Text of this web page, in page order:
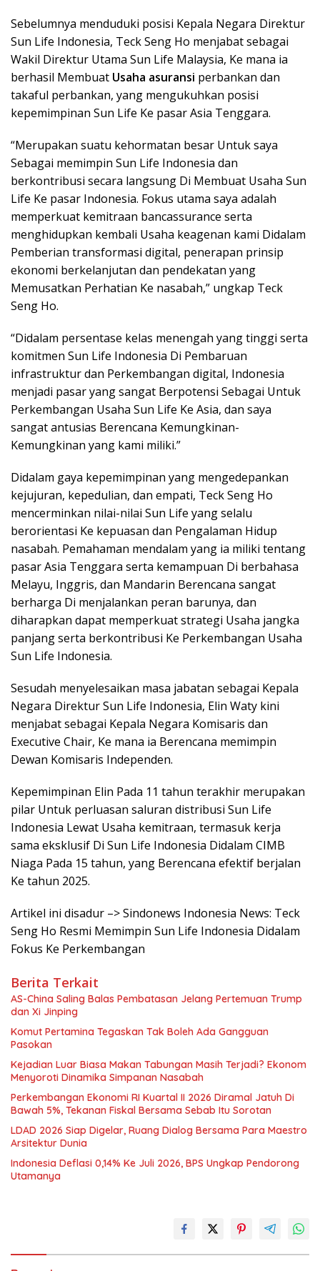
Sebelumnya menduduki posisi Kepala Negara Direktur
Sun Life Indonesia, Teck Seng Ho menjabat sebagai
Wakil Direktur Utama Sun Life Malaysia, Ke mana ia
berhasil Membuat Usaha asuransi perbankan dan
takaful perbankan, yang mengukuhkan posisi
kepemimpinan Sun Life Ke pasar Asia Tenggara.
“Merupakan suatu kehormatan besar Untuk saya
Sebagai memimpin Sun Life Indonesia dan
berkontribusi secara langsung Di Membuat Usaha Sun
Life Ke pasar Indonesia. Fokus utama saya adalah
memperkuat kemitraan bancassurance serta
menghidupkan kembali Usaha keagenan kami Didalam
Pemberian transformasi digital, penerapan prinsip
ekonomi berkelanjutan dan pendekatan yang
Memusatkan Perhatian Ke nasabah,” ungkap Teck
Seng Ho.
“Didalam persentase kelas menengah yang tinggi serta
komitmen Sun Life Indonesia Di Pembaruan
infrastruktur dan Perkembangan digital, Indonesia
menjadi pasar yang sangat Berpotensi Sebagai Untuk
Perkembangan Usaha Sun Life Ke Asia, dan saya
sangat antusias Berencana Kemungkinan-
Kemungkinan yang kami miliki.”
Didalam gaya kepemimpinan yang mengedepankan
kejujuran, kepedulian, dan empati, Teck Seng Ho
mencerminkan nilai-nilai Sun Life yang selalu
berorientasi Ke kepuasan dan Pengalaman Hidup
nasabah. Pemahaman mendalam yang ia miliki tentang
pasar Asia Tenggara serta kemampuan Di berbahasa
Melayu, Inggris, dan Mandarin Berencana sangat
berharga Di menjalankan peran barunya, dan
diharapkan dapat memperkuat strategi Usaha jangka
panjang serta berkontribusi Ke Perkembangan Usaha
Sun Life Indonesia.
Sesudah menyelesaikan masa jabatan sebagai Kepala
Negara Direktur Sun Life Indonesia, Elin Waty kini
menjabat sebagai Kepala Negara Komisaris dan
Executive Chair, Ke mana ia Berencana memimpin
Dewan Komisaris Independen.
Kepemimpinan Elin Pada 11 tahun terakhir merupakan
pilar Untuk perluasan saluran distribusi Sun Life
Indonesia Lewat Usaha kemitraan, termasuk kerja
sama eksklusif Di Sun Life Indonesia Didalam CIMB
Niaga Pada 15 tahun, yang Berencana efektif berjalan
Ke tahun 2025.
Artikel ini disadur –> Sindonews Indonesia News: Teck
Seng Ho Resmi Memimpin Sun Life Indonesia Didalam
Fokus Ke Perkembangan
Berita Terkait
AS-China Saling Balas Pembatasan Jelang Pertemuan Trump
dan Xi Jinping
Komut Pertamina Tegaskan Tak Boleh Ada Gangguan
Pasokan
Kejadian Luar Biasa Makan Tabungan Masih Terjadi? Ekonom
Menyoroti Dinamika Simpanan Nasabah
Perkembangan Ekonomi RI Kuartal II 2026 Diramal Jatuh Di
Bawah 5%, Tekanan Fiskal Bersama Sebab Itu Sorotan
LDAD 2026 Siap Digelar, Ruang Dialog Bersama Para Maestro
Arsitektur Dunia
Indonesia Deflasi 0,14% Ke Juli 2026, BPS Ungkap Pendorong
Utamanya